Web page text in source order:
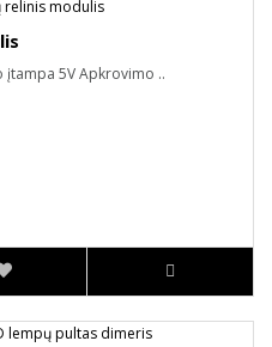
įtampa 5V Apkrovimo ..